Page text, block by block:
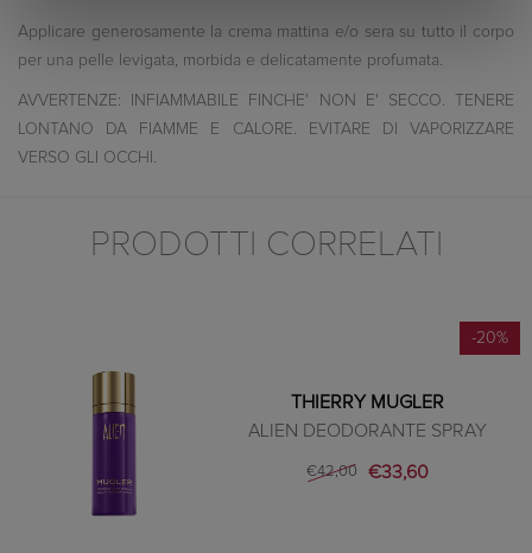
Applicare generosamente la crema mattina e/o sera su tutto il corpo
per una pelle levigata, morbida e delicatamente profumata.
AVVERTENZE: INFIAMMABILE FINCHE' NON E' SECCO. TENERE
LONTANO DA FIAMME E CALORE. EVITARE DI VAPORIZZARE
VERSO GLI OCCHI.
PRODOTTI CORRELATI
-20%
THIERRY MUGLER
ALIEN DEODORANTE SPRAY
€42,00 €33,60